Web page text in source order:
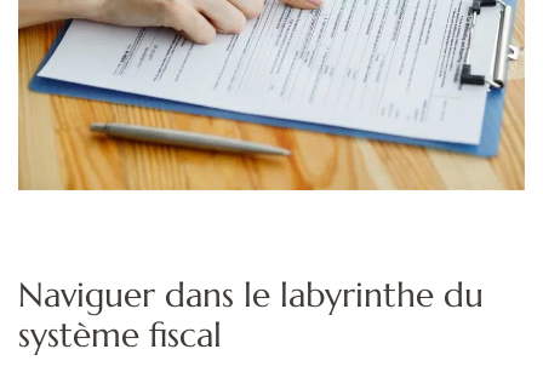
Naviguer dans le labyrinthe du
système fiscal